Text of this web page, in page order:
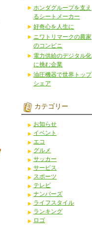
ホンダグループを支え
るシートメーカー
好奇心を人生に
ニワトリマークの農家
のコンビニ
電力供給のデジタル化
に挑む企業
油圧機器で世界トップ
シェア
カテゴリー
お知らせ
イベント
エコ
グルメ
サッカー
サービス
スポーツ
テレビ
ナンバーズ
ライフスタイル
ランキング
ロゴ